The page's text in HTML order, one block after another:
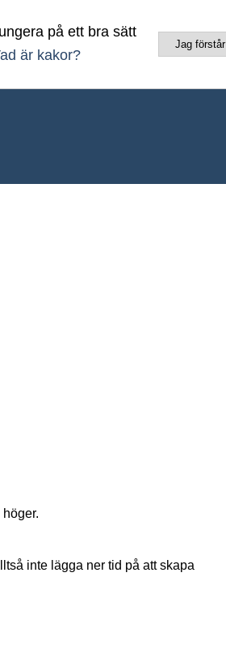
på ett bra sätt
är kakor?
Jag förstår
inte lägga ner tid på att skapa